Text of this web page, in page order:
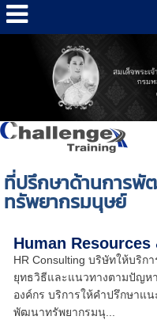
ที่ปรึกษาด้านการพั
ทรัพยากรมนุษย์
Human
HR Consulting บริษัทให้บริก
ยุทธวิธีและแนวทางตามปัญห
องค์กร บริการให้คำปรึกษาแ
พัฒนาทรัพยากรมนุ...